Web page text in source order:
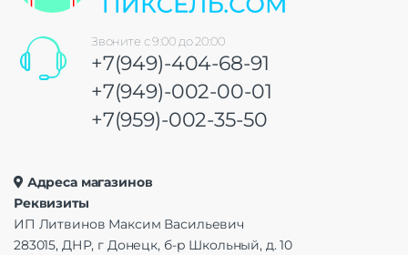
Звоните с 9:00 до 20:00
+7(949)-404-68-91
+7(949)-002-00-01
+7(959)-002-35-50
Адреса магазинов
Реквизиты
ИП Литвинов Максим Васильевич
283015, ДНР, г Донецк, б-р Школьный, д. 10